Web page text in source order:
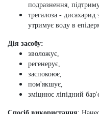
подразнення,
трегалоза - дисахарид
утримує воду в
Дія засобу:
зволожує,
регенерує,
заспокоює,
пом'якшує,
зміцнює ліпідний